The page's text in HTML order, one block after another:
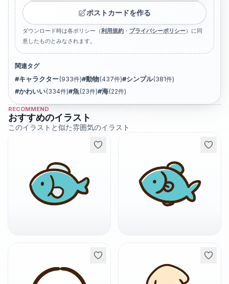
ポストカードを作る
ダウンロード時は各ポリシー（利用規約 ・ プライバシーポリシー）に同
意したものとみなされます。
関連タグ
#キャラクター(933件)#動物(437件)#シンプル(381件)
#かわいい(334件)#魚(23件)#海(22件)
RECOMMEND
おすすめのイラスト
このイラストと似た雰囲気のイラスト